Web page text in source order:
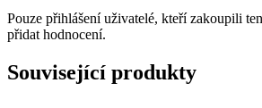
Pouze přihlášení uživatelé, kteří zakoupili
přidat hodnocení.
Související produkty